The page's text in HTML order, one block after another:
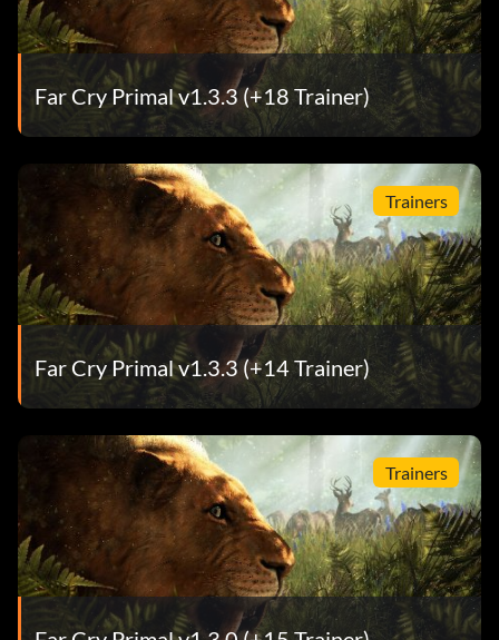
Jeden Tag wird 1 Beutel mit Waffenressourcen und
Nahrung in dein Belohnungsversteck geschickt.
40 Menschen gerettet:
Jeden Tag werden 2 Säcke mit Waffenressourcen und
Nahrungsmitteln in deinen Belohnungsvorrat geschickt.
60 Menschen gerettet:
Jeden Tag werden 3 Säcke mit Waffenressourcen und
Nahrungsmitteln in deinen Belohnungsvorrat geschickt.
Erhalte einen Bonus von +2% XP für je 10 gerettete
Stammesangehörige.
Seltene Tiere:
Obwohl die Jagd bei Nacht ein riskantes Unterfangen ist,
Far Cry Primal v1.3.3 (+18 Trainer)
Trainers
Far Cry Primal v1.3.3 (+14 Trainer)
Trainers